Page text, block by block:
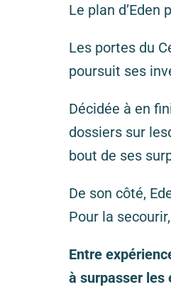
Le plan
Les portes du
poursuit ses
Décidée à en
dossiers sur
bout de ses
De son côté,
Pour la
Entre
à surpasser les